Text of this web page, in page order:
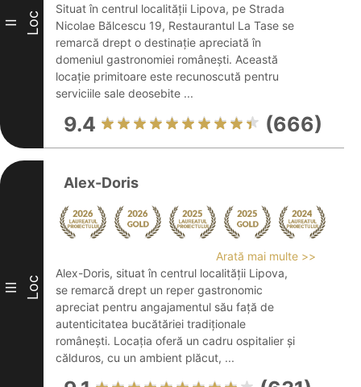
II Loc
Situat în centrul localității Lipova, pe Strada
Nicolae Bălcescu 19, Restaurantul La Tase se
remarcă drept o destinație apreciată în
domeniul gastronomiei românești. Această
locație primitoare este recunoscută pentru
serviciile sale deosebite ...
9.4 (666)
III Loc
Alex-Doris
Arată mai multe >>
Alex-Doris, situat în centrul localității Lipova,
se remarcă drept un reper gastronomic
apreciat pentru angajamentul său față de
autenticitatea bucătăriei tradiționale
românești. Locația oferă un cadru ospitalier și
călduros, cu un ambient plăcut, ...